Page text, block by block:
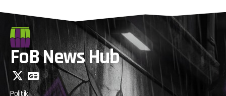
FoB News Hub
Politik